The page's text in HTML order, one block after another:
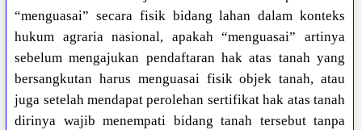
“menguasai” secara fisik bidang lahan dalam konteks
hukum agraria nasional, apakah “menguasai” artinya
sebelum mengajukan pendaftaran hak atas tanah yang
bersangkutan harus menguasai fisik objek tanah, atau
juga setelah mendapat perolehan sertifikat hak atas tanah
dirinya wajib menempati bidang tanah tersebut tanpa